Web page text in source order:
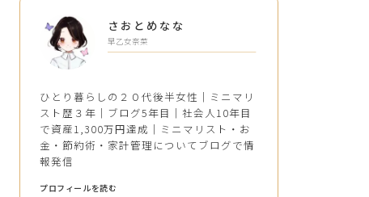
さおとめなな
早乙女奈菜
ひとり暮らしの２０代後半女性｜ミニマリ
スト歴３年｜ブログ5年目｜社会人10年目
で資産1,300万円達成｜ミニマリスト・お
金・節約術・家計管理についてブログで情
報発信
プロフィールを読む